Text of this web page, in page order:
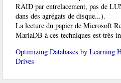
RAID par entrelacement, pas de
dans des agrégats de disque...).
La lecture du papier de Microsoft
MariaDB à ces techniques est très
Optimizing Databases by Learning
Drives